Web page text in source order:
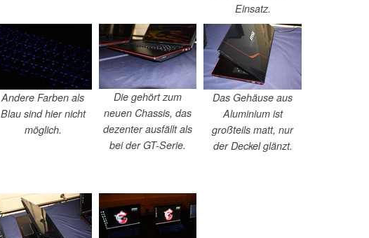
Einsatz.
Andere Farben als
Blau sind hier nicht
möglich.
Die gehört zum
neuen Chassis, das
dezenter ausfällt als
bei der GT-Serie.
Das Gehäuse aus
Aluminium ist
großteils matt, nur
der Deckel glänzt.